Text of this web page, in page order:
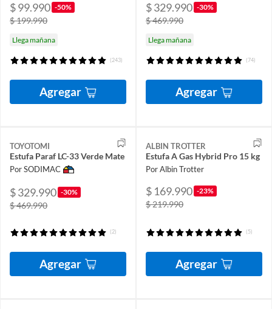
$ 99.990 -50%
$ 199.990
Llega mañana
(243)
Agregar
$ 329.990 -30%
$ 469.990
Llega mañana
(74)
Agregar
TOYOTOMI
Estufa Paraf LC-33 Verde Mate
Por SODIMAC
$ 329.990 -30%
$ 469.990
(2)
Agregar
ALBIN TROTTER
Estufa A Gas Hybrid Pro 15 kg
Por Albin Trotter
$ 169.990 -23%
$ 219.990
(5)
Agregar